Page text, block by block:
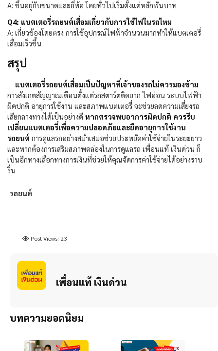
A: ขึ้นอยู่กับขนาดและยี่ห้อ โดยทั่วไปเริ่มตั้งแต่หลักพันบาท
Q4: แบตเตอรี่รถยนต์เสื่อมเกี่ยวกับการใช้ไฟในรถไหม
A: เกี่ยวข้องโดยตรง การใช้อุปกรณ์ไฟฟ้าจำนวนมากทำให้แบตเตอรี่
เสื่อมเร็วขึ้น
สรุป
แบตเตอรี่รถยนต์เสื่อมเป็นปัญหาที่เจ้าของรถไม่ควรมองข้าม
การสังเกตสัญญาณเตือนตั้งแต่รถสตาร์ตติดยาก ไฟอ่อน ระบบไฟฟ้า
ผิดปกติ อายุการใช้งาน และสภาพแบตเตอรี่ จะช่วยลดความเสี่ยงรถ
เสียกลางทางได้เป็นอย่างดี หากตรวจพบอาการผิดปกติ ควรรีบ
เปลี่ยนแบตเตอรี่เพื่อความปลอดภัยและยืดอายุการใช้งาน
รถยนต์ การดูแลรถอย่างสม่ำเสมอช่วยประหยัดค่าใช้จ่ายในระยะยาว
และหากต้องการเสริมสภาพคล่องในการดูแลรถ เพื่อนแท้ เงินด่วน ก็
เป็นอีกทางเลือกทางการเงินที่ช่วยให้คุณจัดการค่าใช้จ่ายได้อย่างราบ
รื่น
รถยนต์
Post Views: 23
เพื่อนแท้ เงินด่วน
บทความยอดนิยม